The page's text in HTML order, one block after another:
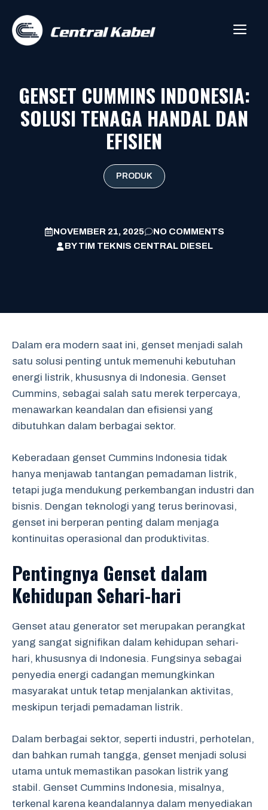
content
GENSET CUMMINS INDONESIA:
SOLUSI TENAGA HANDAL DAN
EFISIEN
PRODUK
NOVEMBER 21, 2025
NO COMMENTS
BYTIM TEKNIS CENTRAL DIESEL
Dalam era modern saat ini, genset menjadi salah
satu solusi penting untuk memenuhi kebutuhan
energi listrik, khususnya di Indonesia. Genset
Cummins, sebagai salah satu merek terpercaya,
menawarkan keandalan dan efisiensi yang
dibutuhkan dalam berbagai sektor.
Keberadaan genset Cummins Indonesia tidak
hanya menjawab tantangan pemadaman listrik,
tetapi juga mendukung perkembangan industri dan
bisnis. Dengan teknologi yang terus berinovasi,
genset ini berperan penting dalam menjaga
kontinuitas operasional dan produktivitas.
Pentingnya Genset dalam
Kehidupan Sehari-hari
Genset atau generator set merupakan perangkat
yang sangat signifikan dalam kehidupan sehari-
hari, khususnya di Indonesia. Fungsinya sebagai
penyedia energi cadangan memungkinkan
masyarakat untuk tetap menjalankan aktivitas,
meskipun terjadi pemadaman listrik.
Dalam berbagai sektor, seperti industri, perhotelan,
dan bahkan rumah tangga, genset menjadi solusi
utama untuk memastikan pasokan listrik yang
stabil. Genset Cummins Indonesia, misalnya,
terkenal karena keandalannya dalam menyediakan